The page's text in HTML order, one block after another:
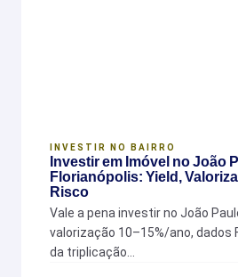
INVESTIR NO BAIRRO
Investir em Imóvel no João
Florianópolis: Yield,
Risco
Vale a pena investir no João
valorização 10–15%/ano, dados
da triplicação…